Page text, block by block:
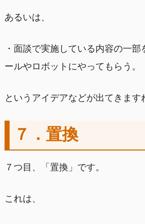
あるいは、
・面談で実施している内容の一部
ールやロボットにやってもらう。
というアイデアなどが出てきます
７．置換
７つ目、「置換」です。
これは、